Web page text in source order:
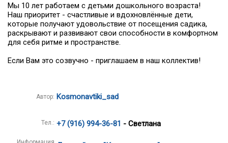
Мы 10 лет работаем с детьми дошкольного возраста!
Наш приоритет - счастливые и вдохновлённые дети,
которые получают удовольствие от посещения садика,
раскрывают и развивают свои способности в комфортном
для себя ритме и пространстве.
Если Вам это созвучно - приглашаем в наш коллектив!
Автор: Kosmonavtiki_sad
Тел.: +7 (916) 994-36-81 - Светлана